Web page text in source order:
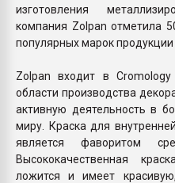
изготовления
компания Zolpan отметила
популярных марок продукции
Zolpan входит в
области производства
активную деятельность в
миру. Краска для
является фаворитом
Высококачественная
ложится и имеет